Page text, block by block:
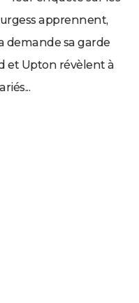
apprennent,
demande sa garde
et Upton révèlent à